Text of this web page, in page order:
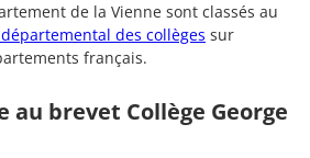
de la Vienne sont classés au
des collèges sur
français.
au brevet Collège George